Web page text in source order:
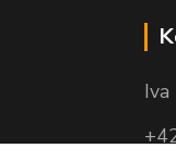
Iva